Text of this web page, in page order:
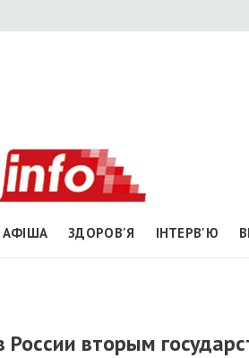
АФІША ЗДОРОВ'Я ІНТЕРВ'Ю
России вторым